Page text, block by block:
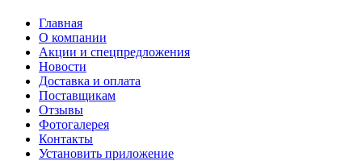
Главная
О компании
Акции и спецпредложения
Новости
Доставка и оплата
Поставщикам
Отзывы
Фотогалерея
Контакты
Установить приложение